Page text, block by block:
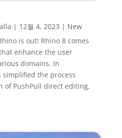
| 12월 4, 2023 | New
is out! Rhino 8 comes
enhance the user
domains. In
simplified the process
of PushPull direct editing,